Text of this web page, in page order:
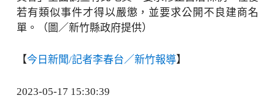
若有類似事件才得以嚴懲，並要求公開不良建商名
單。（圖／新竹縣政府提供）
【今日新聞/記者李春台／新竹報導】
2023-05-17 15:30:39